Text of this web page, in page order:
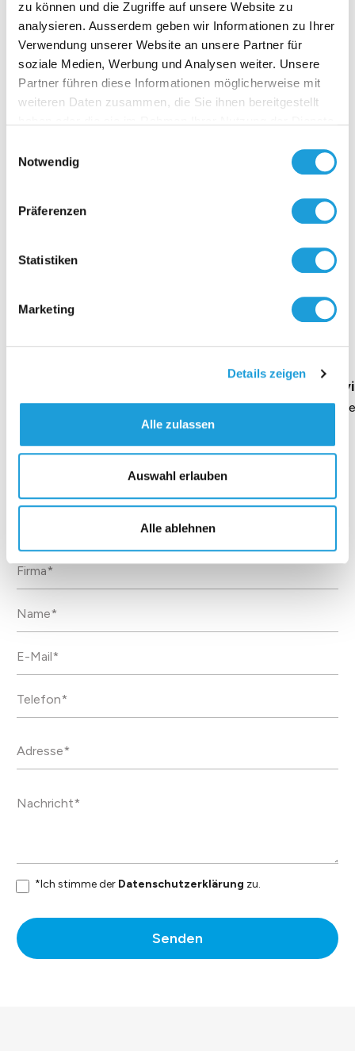
zu können und die Zugriffe auf unsere Website zu
analysieren. Ausserdem geben wir Informationen zu Ihrer
Verwendung unserer Website an unsere Partner für
soziale Medien, Werbung und Analysen weiter. Unsere
Partner führen diese Informationen möglicherweise mit
weiteren Daten zusammen, die Sie ihnen bereitgestellt
Notwendig
Präferenzen
Statistiken
Marketing
Details zeigen
Alle zulassen
Auswahl erlauben
Alle ablehnen
F-13
Zum
am
Für
zum
zum
Der
Kunststoff,
zum
Zur
Einblicke zu 40 Jahren
Oppermann
Dauer 4 Minuten
Kontakt
*Ich stimme der Datenschutzerklärung zu.
Senden